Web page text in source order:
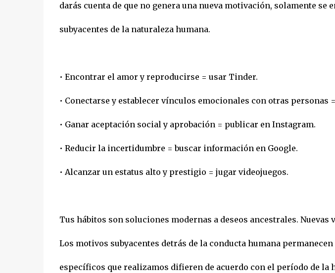
darás cuenta de que no genera una nueva motivación, solamente se
subyacentes de la naturaleza humana.
• Encontrar el amor y reproducirse = usar Tinder.
• Conectarse y establecer vínculos emocionales con otras personas
• Ganar aceptación social y aprobación = publicar en Instagram.
• Reducir la incertidumbre = buscar información en Google.
• Alcanzar un estatus alto y prestigio = jugar videojuegos.
Tus hábitos son soluciones modernas a deseos ancestrales.
Los motivos subyacentes detrás de la conducta humana
específicos que realizamos difieren de acuerdo con el período de la